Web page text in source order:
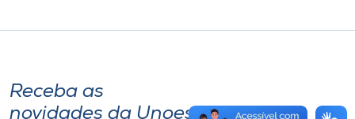
Receba as
novidades da Unoesc